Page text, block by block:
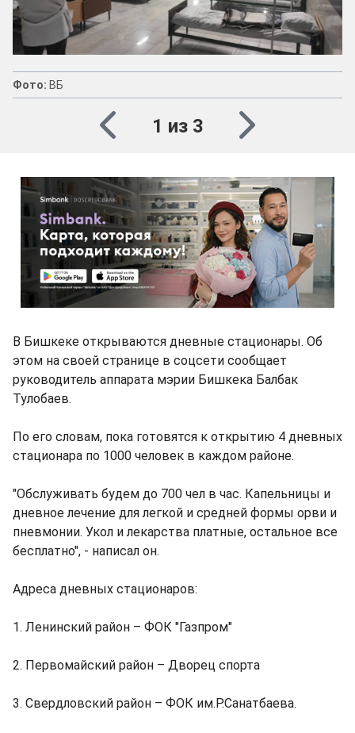
Фото: ВБ
1 из 3
В Бишкеке открываются дневные стационары. Об
этом на своей странице в соцсети сообщает
руководитель аппарата мэрии Бишкека Балбак
Тулобаев.
По его словам, пока готовятся к открытию 4 дневных
стационара по 1000 человек в каждом районе.
"Обслуживать будем до 700 чел в час. Капельницы и
дневное лечение для легкой и средней формы орви и
пневмонии. Укол и лекарства платные, остальное все
бесплатно", - написал он.
Адреса дневных стационаров:
1. Ленинский район – ФОК "Газпром"
2. Первомайский район – Дворец спорта
3. Свердловский район – ФОК им.Р.Санатбаева.